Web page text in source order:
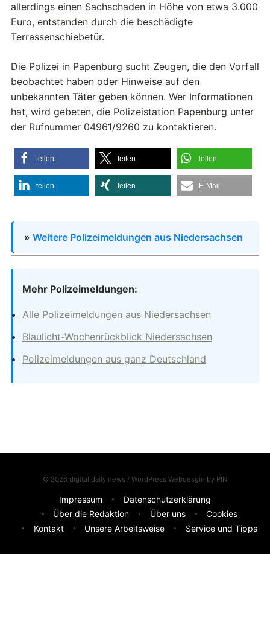
allerdings einen Sachschaden in Höhe von etwa 3.000
Euro, entstanden durch die beschädigte
Terrassenschiebetür.
Die Polizei in Papenburg sucht Zeugen, die den Vorfall
beobachtet haben oder Hinweise auf den
unbekannten Täter geben können. Wer Informationen
hat, wird gebeten, die Polizeistation Papenburg unter
der Rufnummer 04961/9260 zu kontaktieren.
teilen teilen teilen
teilen teilen E-Mail
» Weitere Polizeimeldungen aus Niedersachsen
Mehr Polizeimeldungen:
Alle Polizeimeldungen aus Niedersachsen
Blaulicht-Wochenrückblick Niedersachsen
Polizeimeldungen aus ganz Deutschland
© 2026 digital daily news / WordPress Webdesgin by PIN
Impressum
Datenschutzerklärung
Über die Redaktion
Über uns
Cookies
Kontakt
Unsere Arbeitsweise Service und Tipps